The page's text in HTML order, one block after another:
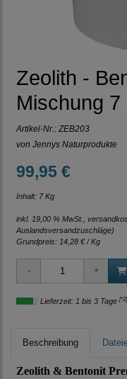
Zeolith -
Mischung 7
Artikel-Nr.: ZEB203
von Jennys Naturprodukte
99,95 €
Inhalt: 7 Kg
inkl. 19,00 % MwSt.,
Auslandsversandzuschläge)
Grundpreis: 14,28 € / Kg
Lieferzeit: 1 bis 3 Tage [*2]
Beschreibung
Zeolith & Bentonit